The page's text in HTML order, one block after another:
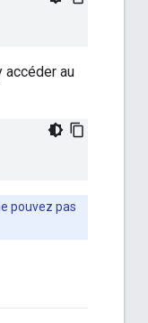
accéder au
pouvez pas